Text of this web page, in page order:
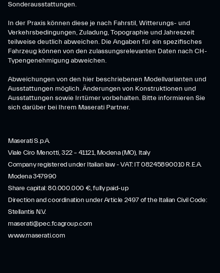
Sonderausstattungen.
In der Praxis können diese je nach Fahrstil, Witterungs- und
Verkehrsbedingungen, Zuladung, Topographie und Jahreszeit
teilweise deutlich abweichen. Die Angaben für ein spezifisches
Fahrzeug können von den zulassungsrelevanten Daten nach CH-
Typengenehmigung abweichen.
Abweichungen von den hier beschriebenen Modellvarianten und
Ausstattungen möglich. Änderungen von Konstruktionen und
Ausstattungen sowie Irrtümer vorbehalten. Bitte informieren Sie
sich darüber bei Ihrem Maserati Partner.
Maserati S.p.A.
Viale Ciro Menotti, 322 – 41121, Modena (MO), Italy
Company registered under Italian law - VAT: IT 08245890010 R.E.A.
Modena 347990
Share capital: 80.000.000 €, fully paid-up
Direction and coordination under Article 2497 of the Italian Civil Code:
Stellantis N.V.
maserati@pec.fcagroup.com
www.maserati.com